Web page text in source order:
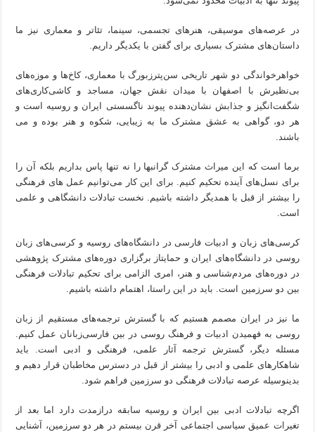
در عرصه‌های موسیقی، هنرهای تجسمی، سینما، تئاتر و معماری نیز ما
داستان‌های مشترک بسیاری برای گفتن با یکدیگر داریم.
خواهرخواندگی دو شهر تاریخی سن‌پترزبورگ با معماری، کاخ‌ها و موزه‌های
بی‌نظیرش با اصفهان با میدان نقش جهان، مساجد و کاشی‌کاری‌های
شگفت‌انگیز و جذابش نشان‌دهنده پیوند ناگسستی ایران و روسیه است و
هر دو، گواهی به عشق مشترک ما به زیبایی، شکوه و هنر بوده و می
باشند.
برما است که این میراث مشترک گرانبها را نه تنها پاس بداریم بلکه آن را
برای نسل‌های آینده تحکیم کنیم. برای این کار می‌توانیم عمل های فرهنگی
را بیشتر از قبل با همدیگر داشته باشیم. نخست تبادلات دانشگاهی و علمی
است.
کرسی‌های زبان و ادبیات فارسی در دانشگاه‌های روسیه و کرسی‌های زبان
روسی در دانشگاه‌های ایران و حمایتاز برگزاری دوره‌های مشترک پژوهشی
در دوره‌های مردم‌شناسی و هنر، امری الزامی برای تحکیم تبادلات فرهنگی
بین دو سرزمین است. باید در این راستا، اهتمام داشته باشیم.
ما نیز در ایران مصمم هستیم که با گسترش ترجمه‌های مستقیم از زبان
روسی به فهمیدن ادبیات و فرهنگ روسی در بین فارسی‌زبانان عمل کنیم.
مسئله دیگر، گسترش ترجمه آثار علمی، فرهنگی و ادبی است. باید
شاهکارهای علمی و ادبی را بیشتر از قبل در دسترس مخاطبان قرار دهیم و
بدینوسیله عرصه تبادلات فرهنگی دو سرزمین فراهم شود.
اگرچه تبادلات ادبی بین ایران و روسیه سابقه درازمدت دارد اما بعد از
تغیرات عمیق سیاسی اجتماعی آخر قرن بیستم در هر دو سرزمین،‌ آشنایی